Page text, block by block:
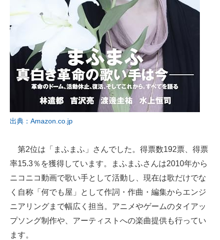
出典：Amazon.co.jp
第2位は「まふまふ」さんでした。得票数192票、得票
率15.3％を獲得しています。まふまふさんは2010年から
ニコニコ動画で歌い手として活動し、現在は歌だけでな
く自称「何でも屋」として作詞・作曲・編集からエンジ
ニアリングまで幅広く担当。アニメやゲームのタイアッ
プソング制作や、アーティストへの楽曲提供も行ってい
ます。